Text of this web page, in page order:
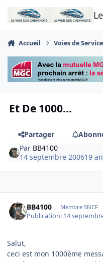
Aller au contenu
Accueil Voies de
Et De 1000...
Partager
Par BB4100
14 septembre 200619
BB4100 Membre SNCF
Publication: 14
Salut,
ceci est mon 1000ème